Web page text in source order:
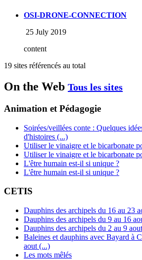
OSI-DRONE-CONNECTION
25 July 2019
content
19 sites référencés au total
On the Web Tous les sites
Animation et Pédagogie
Soirées/veillées conte : Quelques
d'histoires (...)
Utiliser le vinaigre et le bicarbonate
Utiliser le vinaigre et le bicarbonate
L'être humain est-il si unique ?
L'être humain est-il si unique ?
CETIS
Dauphins des archipels du 16 au 23
Dauphins des archipels du 9 au 16
Dauphins des archipels du 2 au 9
Baleines et dauphins avec Bayard à
aout (...)
Les mots mêlés